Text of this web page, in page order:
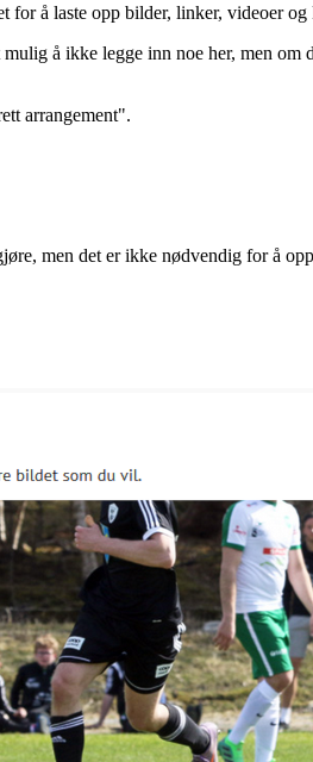
for å laste opp bilder, linker, videoer og
å ikke legge inn noe her, men om
arrangement".
men det er ikke nødvendig for å